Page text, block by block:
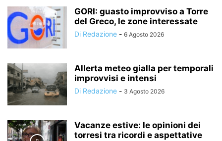
GORI: guasto improvviso a Torre
del Greco, le zone interessate
Di Redazione - 6 Agosto 2026
Allerta meteo gialla per temporali
improvvisi e intensi
Di Redazione - 3 Agosto 2026
Vacanze estive: le opinioni dei
torresi tra ricordi e aspettative